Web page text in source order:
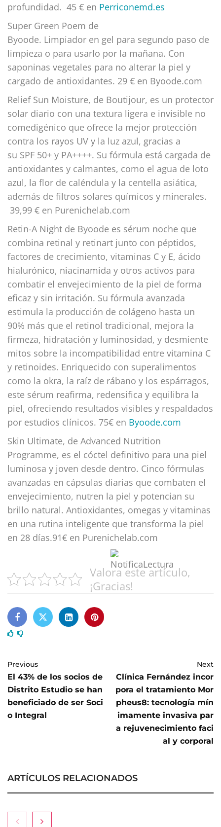
profundidad. 45 € en Perriconemd.es
Super Green Poem de
Byoode. Limpiador en gel para segundo paso de
limpieza o para usarlo por la mañana. Con
saponinas vegetales para no alterar la piel y
cargado de antioxidantes. 29 € en Byoode.com
Relief Sun Moisture, de Boutijour, es un protector
solar diario con una textura ligera e invisible no
comedigénico que ofrece la mejor protección
contra los rayos UV y la luz azul, gracias a
su SPF 50+ y PA++++. Su fórmula está cargada de
antioxidantes y calmantes, como el agua de loto
azul, la flor de caléndula y la centella asiática,
además de filtros solares químicos y minerales.
39,99 € en Purenichelab.com
Retin-A Night de Byoode es sérum noche que
combina retinal y retinart junto con péptidos,
factores de crecimiento, vitaminas C y E, ácido
hialurónico, niacinamida y otros activos para
combatir el envejecimiento de la piel de forma
eficaz y sin irritación. Su fórmula avanzada
estimula la producción de colágeno hasta un
90% más que el retinol tradicional, mejora la
firmeza, hidratación y luminosidad, y desmiente
mitos sobre la incompatibilidad entre vitamina C
y retinoides. Enriquecido con superalimentos
como la okra, la raíz de rábano y los espárragos,
este sérum reafirma, redensifica y equilibra la
piel, ofreciendo resultados visibles y respaldados
por estudios clínicos. 75€ en Byoode.com
Skin Ultimate, de Advanced Nutrition
Programme, es el cóctel definitivo para una piel
luminosa y joven desde dentro. Cinco fórmulas
avanzadas en cápsulas diarias que combaten el
envejecimiento, nutren la piel y potencian su
brillo natural. Antioxidantes, omegas y vitaminas
en una rutina inteligente que transforma la piel
en 28 días.91€ en Purenichelab.com
Valora este artículo,
¡Gracias!
Previous
El 43% de los socios de
Distrito Estudio se han
beneficiado de ser Soci
o Integral
Next
Clínica Fernández incor
pora el tratamiento Mor
pheus8: tecnología mín
imamente invasiva par
a rejuvenecimiento faci
al y corporal
ARTÍCULOS RELACIONADOS
La medicina estética gira hacia la naturalidad: